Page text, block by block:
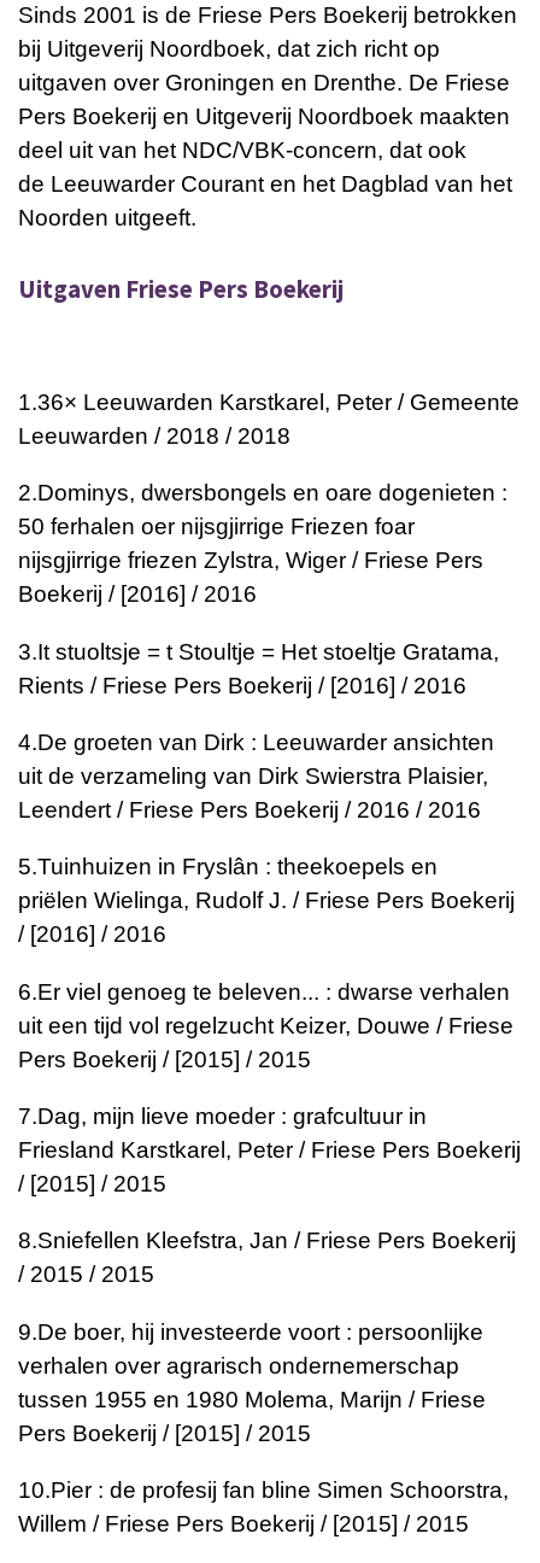
Sinds 2001 is de Friese Pers Boekerij betrokken
bij Uitgeverij Noordboek, dat zich richt op
uitgaven over Groningen en Drenthe. De Friese
Pers Boekerij en Uitgeverij Noordboek maakten
deel uit van het NDC/VBK-concern, dat ook
de Leeuwarder Courant en het Dagblad van het
Noorden uitgeeft.
Uitgaven Friese Pers Boekerij
1.36× Leeuwarden Karstkarel, Peter / Gemeente
Leeuwarden / 2018 / 2018
2.Dominys, dwersbongels en oare dogenieten :
50 ferhalen oer nijsgjirrige Friezen foar
nijsgjirrige friezen Zylstra, Wiger / Friese Pers
Boekerij / [2016] / 2016
3.It stuoltsje = t Stoultje = Het stoeltje Gratama,
Rients / Friese Pers Boekerij / [2016] / 2016
4.De groeten van Dirk : Leeuwarder ansichten
uit de verzameling van Dirk Swierstra Plaisier,
Leendert / Friese Pers Boekerij / 2016 / 2016
5.Tuinhuizen in Fryslân : theekoepels en
priëlen Wielinga, Rudolf J. / Friese Pers Boekerij
/ [2016] / 2016
6.Er viel genoeg te beleven... : dwarse verhalen
uit een tijd vol regelzucht Keizer, Douwe / Friese
Pers Boekerij / [2015] / 2015
7.Dag, mijn lieve moeder : grafcultuur in
Friesland Karstkarel, Peter / Friese Pers Boekerij
/ [2015] / 2015
8.Sniefellen Kleefstra, Jan / Friese Pers Boekerij
/ 2015 / 2015
9.De boer, hij investeerde voort : persoonlijke
verhalen over agrarisch ondernemerschap
tussen 1955 en 1980 Molema, Marijn / Friese
Pers Boekerij / [2015] / 2015
10.Pier : de profesij fan bline Simen Schoorstra,
Willem / Friese Pers Boekerij / [2015] / 2015